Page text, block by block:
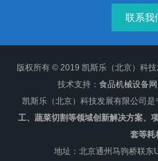
联系我
版权所有 © 2019 凯斯乐（北京）科技
技术支持： 食品机械设备网
凯斯乐（北京）科技发展有限公司是
工、蔬菜切割等领域创新解决方案、
套等耗
地址：北京通州马驹桥联东